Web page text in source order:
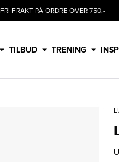
FRI FRAKT PÅ ORDRE OVER 750,-
TILBUD TRENING